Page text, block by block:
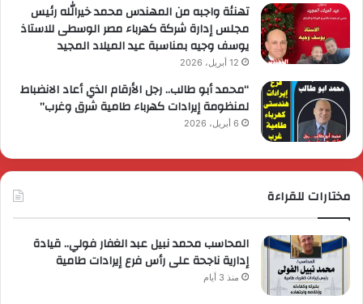
تهنئة واجبه من المهندس محمد خيرالله رئيس
مجلس إدارة شركة كهرباء مصر الوسطى للاستاذ
يوسف وجيه بمناسبة عيد الميلاد المجيد
12 أبريل، 2026
“محمد أبو طالب.. رجل الأرقام الذي أعاد الانضباط
لمنظومة إيرادات كهرباء طامية شرق وغرب”
6 أبريل، 2026
مختارات للقراءة
المحاسب محمد نبيل عبد الغفار فولي.. قيادة
إدارية ناجحة على رأس فرع إيرادات طامية
منذ 3 أيام